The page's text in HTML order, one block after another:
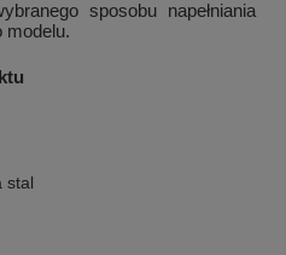
sposobu napełniania
modelu.
stal